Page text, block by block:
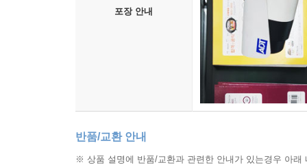
포장 안내
반품/교환 안내
※ 상품 설명에 반품/교환과 관련한 안내가 있는경우 아